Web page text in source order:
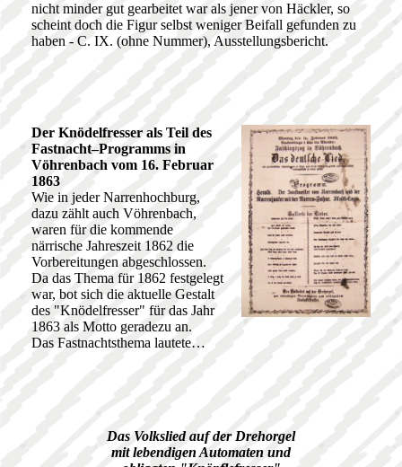
nicht minder gut gearbeitet war als jener von Häckler, so
scheint doch die Figur selbst weniger Beifall gefunden zu
haben - C. IX. (ohne Nummer), Ausstellungsbericht.
Der Knödelfresser als Teil des
Fastnacht–Programms in
Vöhrenbach vom 16. Februar
1863
Wie in jeder Narrenhochburg,
dazu zählt auch Vöhrenbach,
waren für die kommende
närrische Jahreszeit 1862 die
Vorbereitungen abgeschlossen.
Da das Thema für 1862 festgelegt
war, bot sich die aktuelle Gestalt
des "Knödelfresser" für das Jahr
1863 als Motto geradezu an.
Das Fastnachtsthema lautete…
Das Volkslied auf der Drehorgel
mit lebendigen Automaten und